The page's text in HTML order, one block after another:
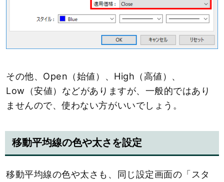
その他、Open（始値）、High（高値）、
Low（安値）などがありますが、一般的ではあり
ませんので、使わない方がいいでしょう。
移動平均線の色や太さを設定
移動平均線の色や太さも、同じ設定画面の「スタ